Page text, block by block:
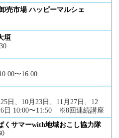
売市場 ハッピーマルシェ
垣
〜16:00
日、10月23日、11月27日、12
日 10:00〜11:50 ※8回連続講座
サマーwith地域おこし協力隊